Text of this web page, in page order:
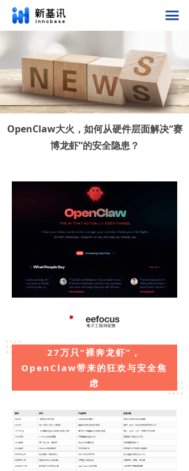
끀
首页
行业应用
公司动态
27万只“裸奔龙虾”，
OpenClaw带来的狂欢与安全焦
虑
OpenClaw大火，如何从硬件层面解决“赛
博龙虾”的安全隐患？